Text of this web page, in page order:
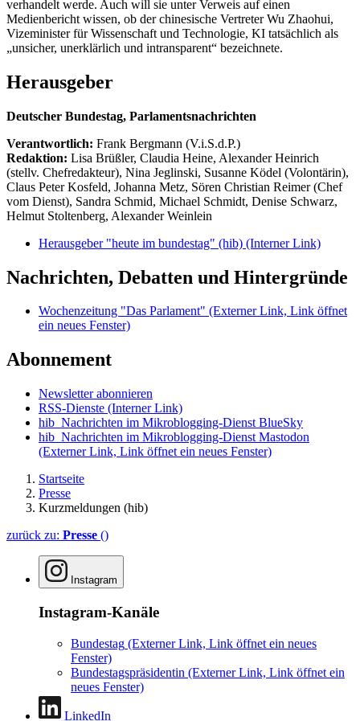
verhandelt werde. Auch will sie unter Verweis auf einen
Medienbericht wissen, ob der chinesische Vertreter Wu Zhaohui,
Vizeminister für Wissenschaft und Technologie, KI tatsächlich als
„unsicher, unerklärlich und intransparent“ bezeichnete.
Herausgeber
Deutscher Bundestag, Parlamentsnachrichten
Verantwortlich: Frank Bergmann (V.i.S.d.P.)
Redaktion: Lisa Brüßler, Claudia Heine, Alexander Heinrich
(stellv. Chefredakteur), Nina Jeglinski, Susanne Ködel (Volontärin),
Claus Peter Kosfeld, Johanna Metz, Sören Christian Reimer (Chef
vom Dienst), Sandra Schmid, Michael Schmidt, Denise Schwarz,
Helmut Stoltenberg, Alexander Weinlein
Herausgeber "heute im bundestag" (hib) (Interner Link)
Nachrichten, Debatten und Hintergründe
Wochenzeitung "Das Parlament" (Externer Link, Link öffnet
ein neues Fenster)
Abonnement
Newsletter abonnieren
RSS-Dienste (Interner Link)
hib_Nachrichten im Mikroblogging-Dienst BlueSky
hib_Nachrichten im Mikroblogging-Dienst Mastodon
(Externer Link, Link öffnet ein neues Fenster)
Startseite
Presse
Kurzmeldungen (hib)
zurück zu: Presse ()
Instagram
Instagram-Kanäle
Bundestag (Externer Link, Link öffnet ein neues
Fenster)
Bundestagspräsidentin (Externer Link, Link öffnet ein
neues Fenster)
LinkedIn